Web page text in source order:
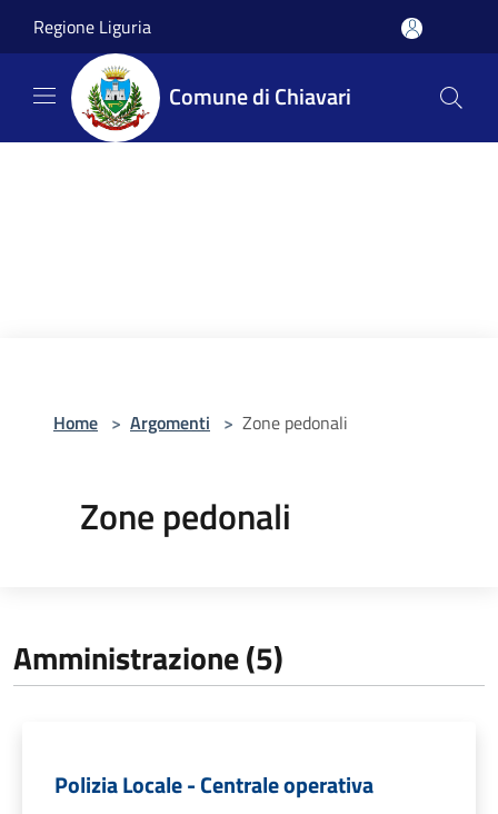
Regione Liguria
Comune di Chiavari
Home > Argomenti > Zone pedonali
Zone pedonali
Amministrazione (5)
Polizia Locale - Centrale operativa